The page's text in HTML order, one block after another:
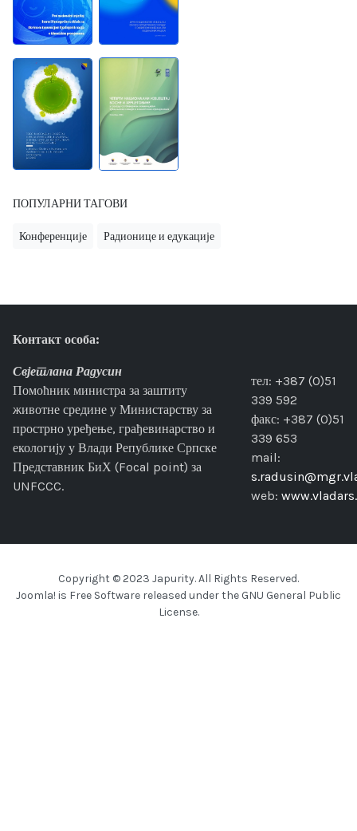
ПОПУЛАРНИ ТАГОВИ
Конференције Радионице и едукације
Контакт особа:
Свјетлана Радусин
Помоћник министра за заштиту
животне средине у Министарству за
прострно уређење, грађевинарство и
екологију у Влади Републике Српске
Представник БиХ (Focal point) за
UNFCCC.
тел: +387 (0)51
339 592
факс: +387 (0)51
339 653
mail:
web:
Copyright © 2023 Japurity. All Rights Reserved.
Joomla! is Free Software released under the GNU General Public
License.